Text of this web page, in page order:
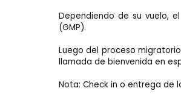
Dependiendo de su vuelo,
(GMP).
Luego del proceso
llamada de bienvenida en
Nota: Check in o entrega de